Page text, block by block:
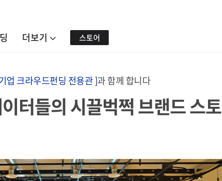
더보기 스토어
업 크라우드펀딩 전용관 ]과 함께 합니다
터들의 시끌벅쩍 브랜드 스토